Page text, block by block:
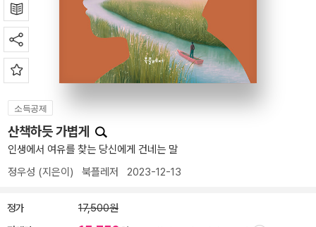
소득공제
산책하듯 가볍게
인생에서 여유를 찾는 당신에게 건네는 말
정우성 (지은이) 북플레저 2023-12-13
정가 17,500원